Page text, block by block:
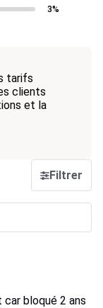
3%
tarifs
clients
et la
Filtrer
bloqué 2 ans